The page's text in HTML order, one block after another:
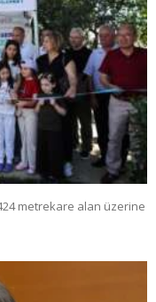
metrekare alan üzerine